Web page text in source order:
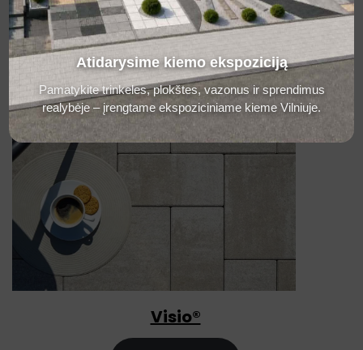
Visio®
Atidarysime kiemo ekspoziciją
Pamatykite trinkeles, plokštes, vazonus ir sprendimus
realybėje – įrengtame ekspoziciniame kieme Vilniuje.